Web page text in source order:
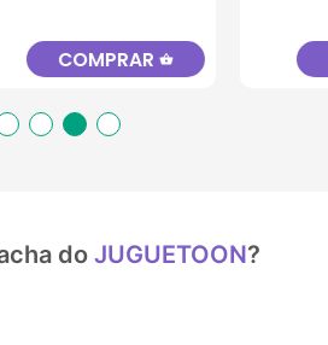
COMPRAR
do JUGUETOON?